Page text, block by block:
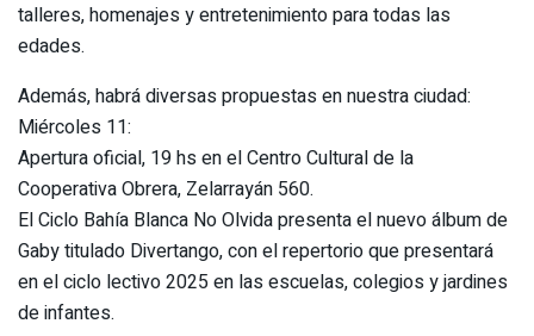
talleres, homenajes y entretenimiento para todas las
edades.
Además, habrá diversas propuestas en nuestra ciudad:
Miércoles 11:
Apertura oficial, 19 hs en el Centro Cultural de la
Cooperativa Obrera, Zelarrayán 560.
El Ciclo Bahía Blanca No Olvida presenta el nuevo álbum de
Gaby titulado Divertango, con el repertorio que presentará
en el ciclo lectivo 2025 en las escuelas, colegios y jardines
de infantes.